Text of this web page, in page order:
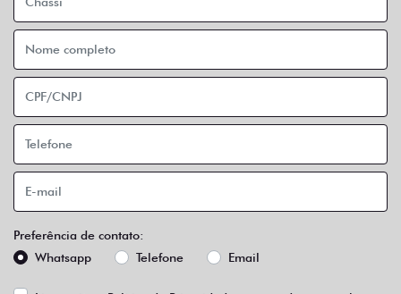
Preferência de contato:
Whatsapp
Telefone Email